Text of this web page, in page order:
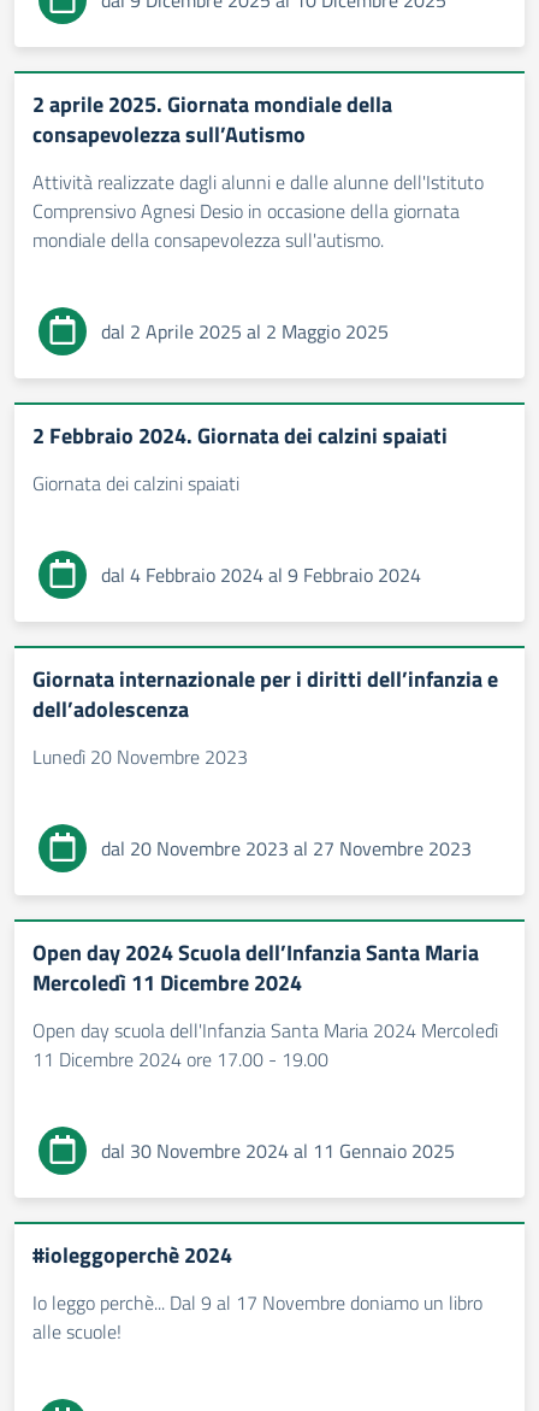
2 aprile 2025. Giornata mondiale della
consapevolezza sull’Autismo
Attività realizzate dagli alunni e dalle alunne dell'Istituto
Comprensivo Agnesi Desio in occasione della giornata
mondiale della consapevolezza sull'autismo.
dal 2 Aprile 2025 al 2 Maggio 2025
2 Febbraio 2024. Giornata dei calzini spaiati
Giornata dei calzini spaiati
dal 4 Febbraio 2024 al 9 Febbraio 2024
Giornata internazionale per i diritti dell’infanzia e
dell’adolescenza
Lunedì 20 Novembre 2023
dal 20 Novembre 2023 al 27 Novembre 2023
Open day 2024 Scuola dell’Infanzia Santa Maria
Mercoledì 11 Dicembre 2024
Open day scuola dell'Infanzia Santa Maria 2024 Mercoledì
11 Dicembre 2024 ore 17.00 - 19.00
dal 30 Novembre 2024 al 11 Gennaio 2025
#ioleggoperchè 2024
Io leggo perchè... Dal 9 al 17 Novembre doniamo un libro
alle scuole!